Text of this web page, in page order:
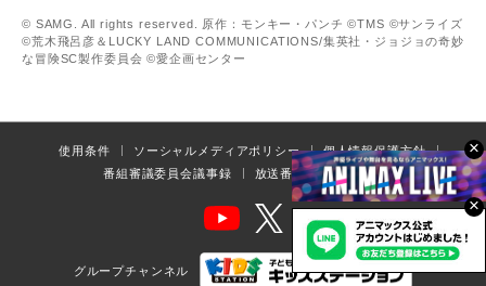
×
×
© SAMG. All rights reserved. 原作：モンキー・パンチ ©TMS ©サンライズ
©荒木飛呂彦＆LUCKY LAND COMMUNICATIONS/集英社・ジョジョの奇妙
な冒険SC製作委員会 ©愛企画センター
使用条件 ソーシャルメディアポリシー
個人情報保護方針
番組審議委員会議事録
放送番組の編集の基準
グループチャンネル